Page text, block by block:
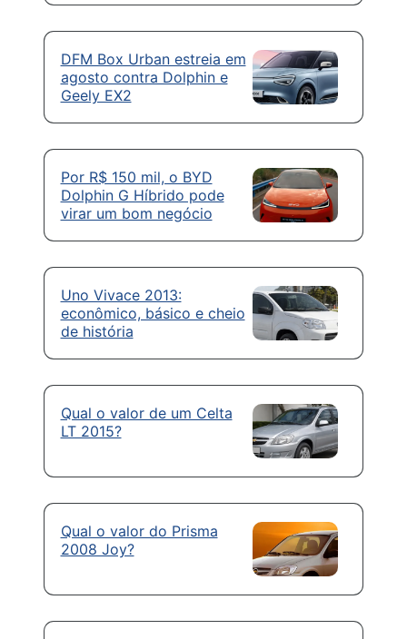
DFM Box Urban estreia em
agosto contra Dolphin e
Geely EX2
Por R$ 150 mil, o BYD
Dolphin G Híbrido pode
virar um bom negócio
Uno Vivace 2013:
econômico, básico e cheio
de história
Qual o valor de um Celta
LT 2015?
Qual o valor do Prisma
2008 Joy?